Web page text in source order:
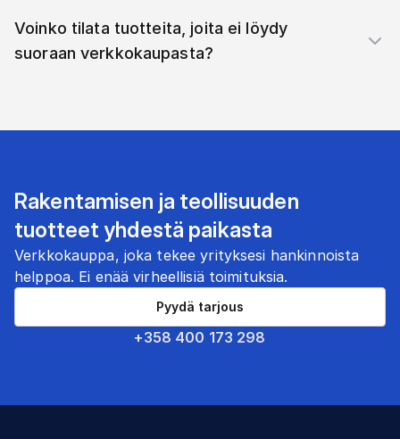
Voinko tilata tuotteita, joita ei löydy
suoraan verkkokaupasta?
Rakentamisen ja teollisuuden
tuotteet yhdestä paikasta
Verkkokauppa, joka tekee yrityksesi hankinnoista
helppoa. Ei enää virheellisiä toimituksia.
+358 400 173 298
Pyydä tarjous